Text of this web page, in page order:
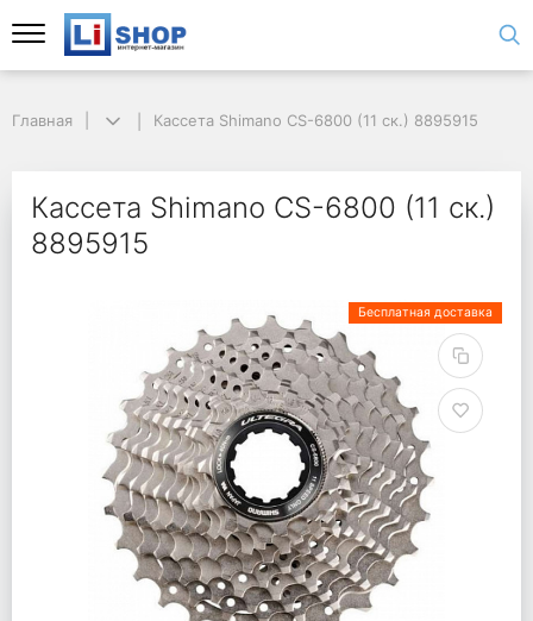
Главная Кассета Shimano CS-6800 (11 ск.) 8895915
Кассета Shimano CS-6800 (11 ск.)
8895915
Бесплатная доставка